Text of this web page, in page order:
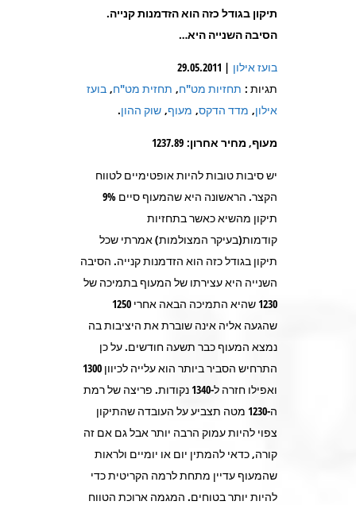
תיקון בגודל כזה הוא הזדמנות קנייה.
הסיבה השנייה היא…
בועז אילון | 29.05.2011
תגיות : תחזיות מט"ח, תחזית מט"ח, בועז
אילון, מדד הדקס, מעוף, שוק ההון.
מעוף, מחיר אחרון: 1237.89
יש סיבות טובות להיות אופטימיים לטווח
הקצר. הראשונה היא שהמעוף סיים 9%
תיקון מהשיא כאשר בתחזיות
קודמות(בעיקר המצולמות) אמרתי שכל
תיקון בגודל כזה הוא הזדמנות קנייה. הסיבה
השנייה היא עצירתו של המעוף בתמיכה של
1230 שהיא התמיכה הבאה אחרי 1250
שהגעה אליה אינה שוברת את היציבות בה
נמצא המעוף כבר תשעה חודשים. על כן
התרחיש הסביר ביותר הוא עלייה לכיוון 1300
ואפילו חזרה ל-1340 נקודות. פריצה של רמת
ה-1230 מטה תצביע על העובדה שהתיקון
צפוי להיות עמוק הרבה יותר אבל גם אם זה
קורה, כדאי להמתין יום או יומיים ולראות
שהמעוף עדיין מתחת לרמה הקריטית כדי
להיות יותר בטוחים. המגמה ארוכת הטווח